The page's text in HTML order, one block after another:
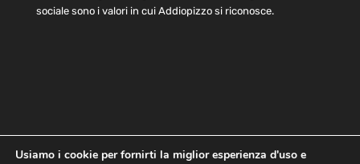
sociale sono i valori in cui Addiopizzo si riconosce.
Usiamo i cookie per fornirti la miglior esperienza d'uso e